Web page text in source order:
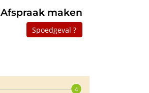
Afspraak maken
Spoedgeval ?